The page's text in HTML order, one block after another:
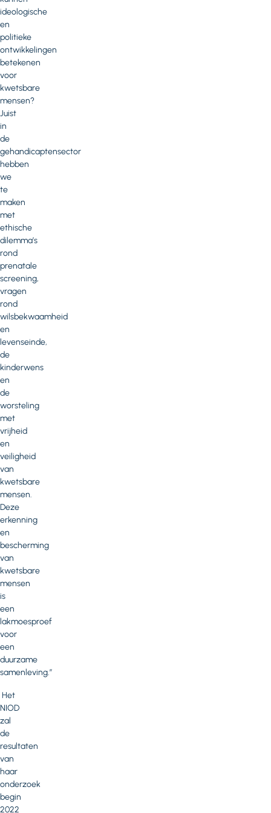
ideologische
en
politieke
ontwikkelingen
betekenen
voor
kwetsbare
mensen?
Juist
in
de
gehandicaptensector
hebben
we
te
maken
met
ethische
dilemma’s
rond
prenatale
screening,
vragen
rond
wilsbekwaamheid
en
levenseinde,
de
kinderwens
en
de
worsteling
met
vrijheid
en
veiligheid
van
kwetsbare
mensen.
Deze
erkenning
en
bescherming
van
kwetsbare
mensen
is
een
lakmoesproef
voor
een
duurzame
samenleving.”
Het
NIOD
zal
de
resultaten
van
haar
onderzoek
begin
2022